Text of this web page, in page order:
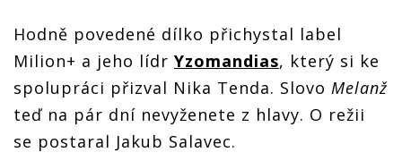
Hodně povedené dílko přichystal label
Milion+ a jeho lídr Yzomandias, který si ke
spolupráci přizval Nika Tenda. Slovo Melanž
teď na pár dní nevyženete z hlavy. O režii
se postaral Jakub Salavec.